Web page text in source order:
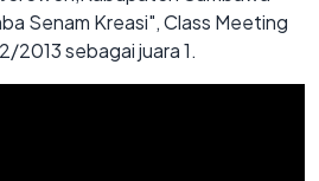
Senam Kreasi", Class Meeting
2013 sebagai juara 1.